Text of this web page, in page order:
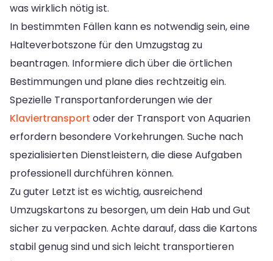
was wirklich nötig ist.
In bestimmten Fällen kann es notwendig sein, eine
Halteverbotszone für den Umzugstag zu
beantragen. Informiere dich über die örtlichen
Bestimmungen und plane dies rechtzeitig ein.
Spezielle Transportanforderungen wie der
Klaviertransport oder der Transport von Aquarien
erfordern besondere Vorkehrungen. Suche nach
spezialisierten Dienstleistern, die diese Aufgaben
professionell durchführen können.
Zu guter Letzt ist es wichtig, ausreichend
Umzugskartons zu besorgen, um dein Hab und Gut
sicher zu verpacken. Achte darauf, dass die Kartons
stabil genug sind und sich leicht transportieren